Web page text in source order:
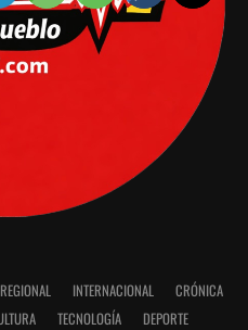
REGIONAL INTERNACIONAL
CRÓNICA
TECNOLOGÍA
DEPORTE